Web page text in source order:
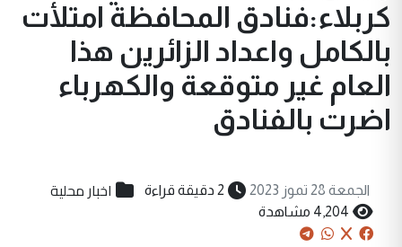
كربلاء:فنادق المحافظة امتلأت
بالكامل واعداد الزائرين هذا
العام غير متوقعة والكهرباء
اضرت بالفنادق
الجمعة 28 تموز 2023 2 دقيقة قراءة اخبار محلية
4,204 مشاهدة